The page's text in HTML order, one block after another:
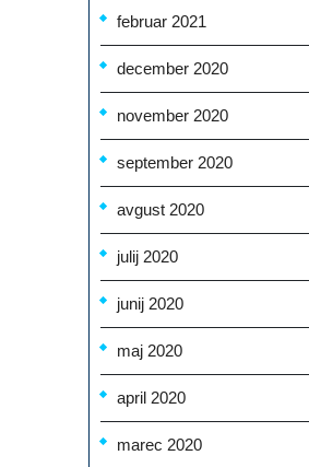
februar 2021
december 2020
november 2020
september 2020
avgust 2020
julij 2020
junij 2020
maj 2020
april 2020
marec 2020